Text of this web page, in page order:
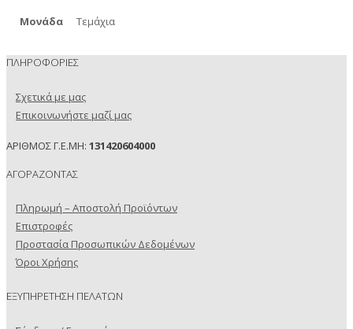
Μονάδα Τεμάχια
ΠΛΗΡΟΦΟΡΙΕΣ
Σχετικά με μας
Επικοινωνήστε μαζί μας
ΑΡΙΘΜΟΣ Γ.Ε.ΜΗ: 131420604000
ΑΓΟΡΑΖΟΝΤΑΣ
Πληρωμή – Αποστολή Προϊόντων
Επιστροφές
Προστασία Προσωπικών Δεδομένων
Όροι Χρήσης
ΕΞΥΠΗΡΕΤΗΣΗ ΠΕΛΑΤΩΝ